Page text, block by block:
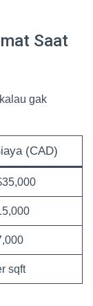
Saat
gak
(CAD)
sqft